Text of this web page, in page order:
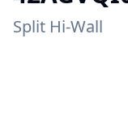
Split Hi-Wall